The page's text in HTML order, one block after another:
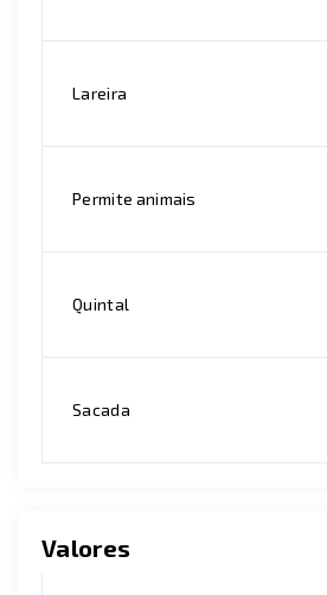
Lareira
Permite animais
Quintal
Sacada
Valores